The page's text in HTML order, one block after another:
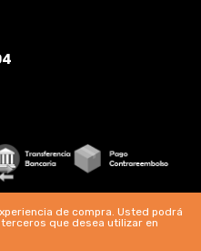
de compra. Usted podrá
que desea utilizar en